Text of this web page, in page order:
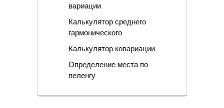
вариации
Калькулятор среднего
гармонического
Калькулятор ковариации
Определение места по
пеленгу